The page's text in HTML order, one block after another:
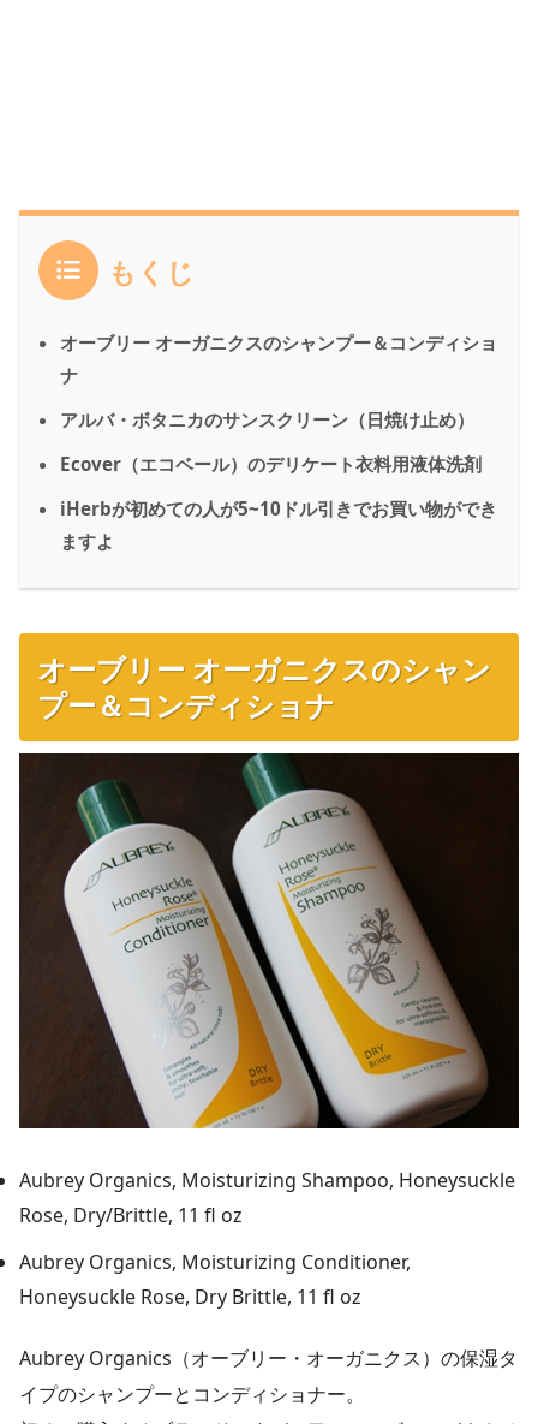
もくじ
オーブリー オーガニクスのシャンプー＆コンディショ
ナ
アルバ・ボタニカのサンスクリーン（日焼け止め）
Ecover（エコベール）のデリケート衣料用液体洗剤
iHerbが初めての人が5~10ドル引きでお買い物ができ
ますよ
オーブリー オーガニクスのシャン
プー＆コンディショナ
Aubrey Organics, Moisturizing Shampoo, Honeysuckle
Rose, Dry/Brittle, 11 fl oz
Aubrey Organics, Moisturizing Conditioner,
Honeysuckle Rose, Dry Brittle, 11 fl oz
Aubrey Organics（オーブリー・オーガニクス）の保湿タ
イプのシャンプーとコンディショナー。